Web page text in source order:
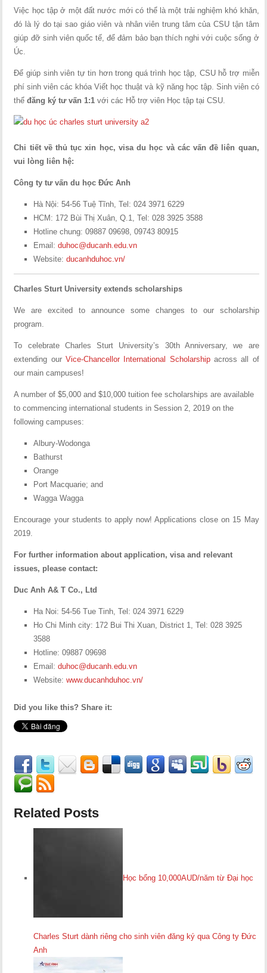
Việc học tập ở một đất nước mới có thể là một trải nghiệm khó khăn,
đó là lý do tại sao giáo viên và nhân viên trung tâm của CSU tận tâm
giúp đỡ sinh viên quốc tế, để đảm bảo bạn thích nghi với cuộc sống ở
Úc.
Để giúp sinh viên tự tin hơn trong quá trình học tập, CSU hỗ trợ miễn
phí sinh viên các khóa Viết học thuật và kỹ năng học tập. Sinh viên có
thểđăng ký tư vấn 1:1 với các Hỗ trợ viên Học tập tại CSU.
Chi tiết về thủ tục xin học, visa du học và các vấn đề liên quan,
vui lòng liên hệ:
Công ty tư vấn du học Đức Anh
Hà Nội: 54-56 Tuệ Tĩnh, Tel: 024 3971 6229
HCM: 172 Bùi Thị Xuân, Q.1, Tel: 028 3925 3588
Hotline chung: 09887 09698, 09743 80915
Email:duhoc@ducanh.edu.vn
Website:ducanhduhoc.vn/
Charles Sturt University extends scholarships
We are excited to announce some changes to our scholarship
program.
To celebrate Charles Sturt University’s 30th Anniversary, we are
extending ourVice-Chancellor International Scholarshipacross all of
our main campuses!
A number of $5,000 and $10,000 tuition fee scholarships are available
to commencing international students in Session 2, 2019 on the
following campuses:
Albury-Wodonga
Bathurst
Orange
Port Macquarie; and
Wagga Wagga
Encourage your students to apply now! Applications close on 15 May
2019.
For further information about application, visa and relevant
issues, please contact:
Duc Anh A& T Co., Ltd
Ha Noi: 54-56 Tue Tinh, Tel: 024 3971 6229
Ho Chi Minh city: 172 Bui Thi Xuan, District 1, Tel: 028 3925
3588
Hotline: 09887 09698
Email:duhoc@ducanh.edu.vn
Website:www.ducanhduhoc.vn/
Did you like this? Share it:
Related Posts
Học bổng 10,000AUD/năm từ Đại học
Charles Sturt dành riêng cho sinh viên đăng ký qua Công ty Đức
Anh